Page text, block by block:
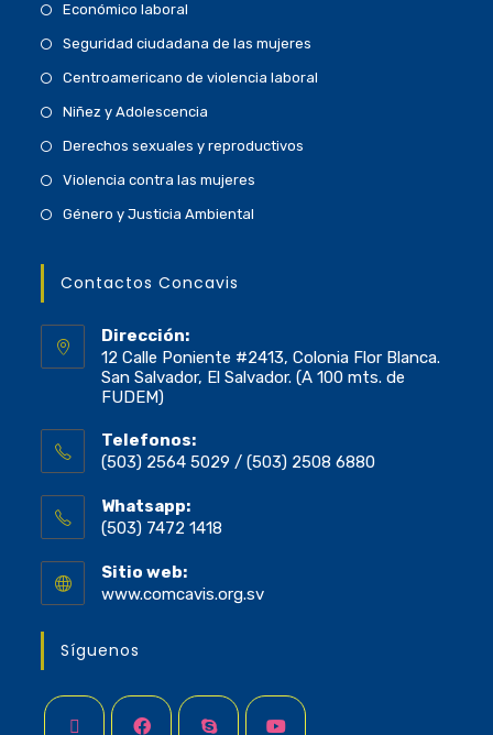
Económico laboral
Seguridad ciudadana de las mujeres
Centroamericano de violencia laboral
Niñez y Adolescencia
Derechos sexuales y reproductivos
Violencia contra las mujeres
Género y Justicia Ambiental
Contactos Concavis
Dirección:
12 Calle Poniente #2413, Colonia Flor Blanca.
San Salvador, El Salvador. (A 100 mts. de
FUDEM)
Telefonos:
(503) 2564 5029 / (503) 2508 6880
Whatsapp:
(503) 7472 1418
Sitio web:
www.comcavis.org.sv
Síguenos